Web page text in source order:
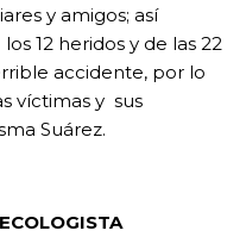
y amigos; así
12 heridos y de las 22
accidente, por lo
víctimas y sus
Suárez.